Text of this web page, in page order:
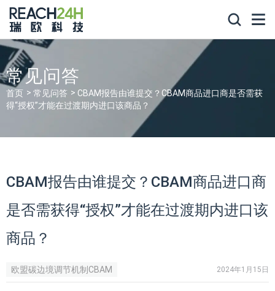
常见问答
首页 常见问答
CBAM报告由谁提交？CBAM商品进⼝商是否需获
得“授权”才能在过渡期内进⼝该商品？
CBAM报告由谁提交？CBAM商品进⼝商
是否需获得“授权”才能在过渡期内进⼝该
商品？
欧盟碳边境调节机制CBAM 2024年1月15日